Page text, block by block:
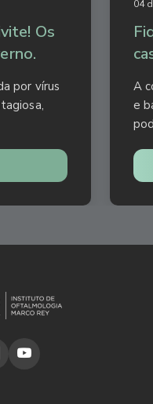
Os
por vírus
04
A
e